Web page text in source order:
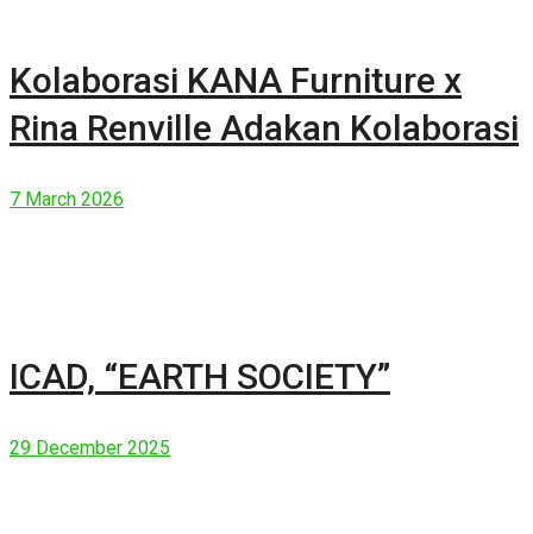
Kolaborasi KANA Furniture x
Rina Renville Adakan Kolaborasi
7 March 2026
ICAD, “EARTH SOCIETY”
29 December 2025